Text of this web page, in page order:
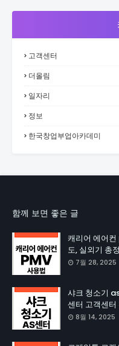
고객센터
더올림
일자리
정보
한국창업부업아카데미
함께 보면 좋은 글
캐리어 에어
도, 실외기 총
7월 28, 2025
샤크 청소기
센터 고객센
8월 14, 2025